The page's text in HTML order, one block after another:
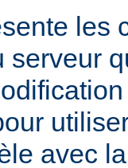
les
serveur
avec